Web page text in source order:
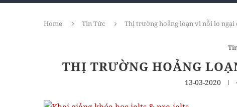
Home Tin Tức Thị trường hoảng loạn vì nỗi lo ngại
THỊ TRƯỜNG HOẢNG
13-03-2020